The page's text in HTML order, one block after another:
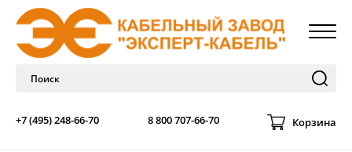
+7 (495) 248-66-70 8 800 707-66-70 Корзина